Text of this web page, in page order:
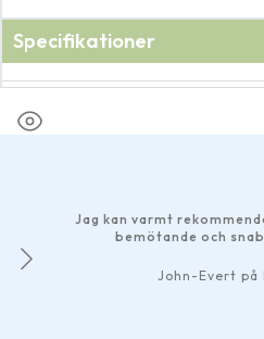
Specifikationer
Jag kan varmt
bemötande och
John-Evert på